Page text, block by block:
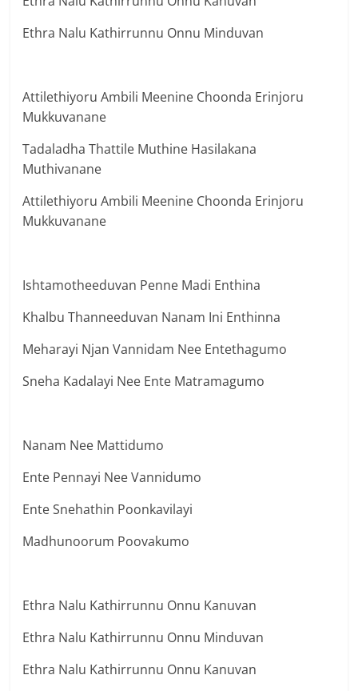
Ethra Nalu Kathirrunnu Onnu Minduvan
Attilethiyoru Ambili Meenine Choonda Erinjoru
Mukkuvanane
Tadaladha Thattile Muthine Hasilakana
Muthivanane
Attilethiyoru Ambili Meenine Choonda Erinjoru
Mukkuvanane
Ishtamotheeduvan Penne Madi Enthina
Khalbu Thanneeduvan Nanam Ini Enthinna
Meharayi Njan Vannidam Nee Entethagumo
Sneha Kadalayi Nee Ente Matramagumo
Nanam Nee Mattidumo
Ente Pennayi Nee Vannidumo
Ente Snehathin Poonkavilayi
Madhunoorum Poovakumo
Ethra Nalu Kathirrunnu Onnu Kanuvan
Ethra Nalu Kathirrunnu Onnu Minduvan
Ethra Nalu Kathirrunnu Onnu Kanuvan